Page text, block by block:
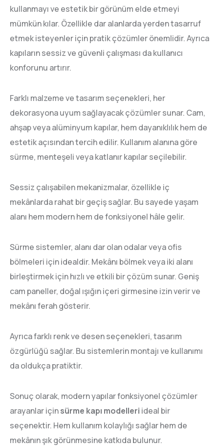
kullanmayı ve estetik bir görünüm elde etmeyi
mümkün kılar. Özellikle dar alanlarda yerden tasarruf
etmek isteyenler için pratik çözümler önemlidir. Ayrıca
kapıların sessiz ve güvenli çalışması da kullanıcı
konforunu artırır.
Farklı malzeme ve tasarım seçenekleri, her
dekorasyona uyum sağlayacak çözümler sunar. Cam,
ahşap veya alüminyum kapılar, hem dayanıklılık hem de
estetik açısından tercih edilir. Kullanım alanına göre
sürme, menteşeli veya katlanır kapılar seçilebilir.
Sessiz çalışabilen mekanizmalar, özellikle iç
mekânlarda rahat bir geçiş sağlar. Bu sayede yaşam
alanı hem modern hem de fonksiyonel hâle gelir.
Sürme sistemler, alanı dar olan odalar veya ofis
bölmeleri için idealdir. Mekânı bölmek veya iki alanı
birleştirmek için hızlı ve etkili bir çözüm sunar. Geniş
cam paneller, doğal ışığın içeri girmesine izin verir ve
mekânı ferah gösterir.
Ayrıca farklı renk ve desen seçenekleri, tasarım
özgürlüğü sağlar. Bu sistemlerin montajı ve kullanımı
da oldukça pratiktir.
Sonuç olarak, modern yapılar fonksiyonel çözümler
arayanlar içinsürme kapı modelleri ideal bir
seçenektir. Hem kullanım kolaylığı sağlar hem de
mekânın şık görünmesine katkıda bulunur.